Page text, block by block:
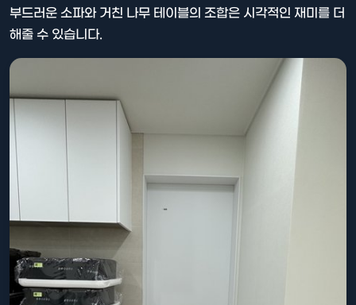
부드러운 소파와 거친 나무 테이블의 조합은 시각적인 재미를 더
해줄 수 있습니다.